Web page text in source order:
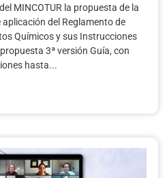
MINCOTUR la propuesta de la
del Reglamento de
Químicos y sus Instrucciones
3ª versión Guía, con
hasta...